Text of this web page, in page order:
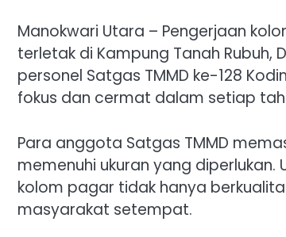
Manokwari Utara – Pengerjaan
terletak di Kampung Tanah Rubuh,
personel Satgas TMMD ke-128
fokus dan cermat dalam setiap
Para anggota Satgas TMMD
memenuhi ukuran yang
kolom pagar tidak hanya
masyarakat setempat.